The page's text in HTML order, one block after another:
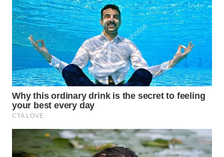
WN
PRIANGAN
TIMUR
WN
SEMARANG
WN
SOLO
WN
BOROBUDUR